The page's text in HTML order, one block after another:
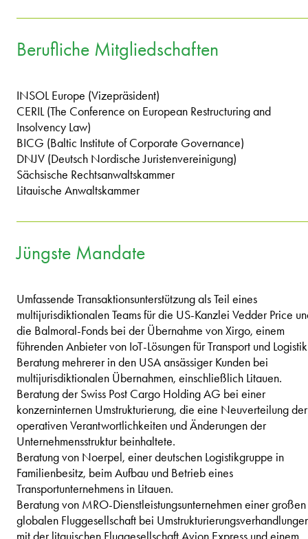
Berufliche Mitgliedschaften
INSOL Europe (Vizepräsident)
CERIL (The Conference on European Restructuring and
Insolvency Law)
BICG (Baltic Institute of Corporate Governance)
DNJV (Deutsch Nordische Juristenvereinigung)
Sächsische Rechtsanwaltskammer
Litauische Anwaltskammer
Jüngste Mandate
Umfassende Transaktionsunterstützung als Teil eines
multijurisdiktionalen Teams für die US-Kanzlei Vedder Price
die Balmoral-Fonds bei der Übernahme von Xirgo, einem
führenden Anbieter von IoT-Lösungen für Transport und
Beratung mehrerer in den USA ansässiger Kunden bei
multijurisdiktionalen Übernahmen, einschließlich Litauen.
Beratung der Swiss Post Cargo Holding AG bei einer
konzerninternen Umstrukturierung, die eine Neuverteilung der
operativen Verantwortlichkeiten und Änderungen der
Unternehmensstruktur beinhaltete.
Beratung von Noerpel, einer deutschen Logistikgruppe in
Familienbesitz, beim Aufbau und Betrieb eines
Transportunternehmens in Litauen.
Beratung von MRO-Dienstleistungsunternehmen einer großen
globalen Fluggesellschaft bei